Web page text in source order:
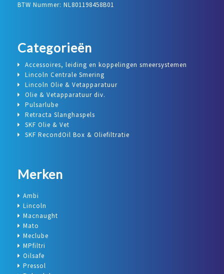
BTW Nummer: NL801198458B01
Categorieën
Accessoires, leiding en koppelingen smeersystemen
Lincoln Centrale Smering
Lincoln Olie & Vetapparatuur
Olie & Vetapparatuur div.
Pulsarlube
Retracta Slanghaspels
SKF Olie & Vet
SKF RecondOil Box & Oliefiltratie
Merken
Ambi
Lincoln
Macnaught
Mato
Meclube
MPfiltri
Oilsafe
Pressol